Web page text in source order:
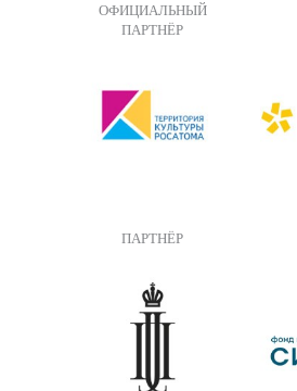
ОФИЦИАЛЬНЫЙ
ПАРТНЁР
ПАРТНЁР